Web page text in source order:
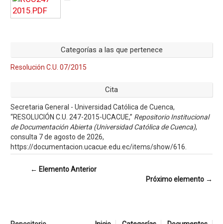
Categorías a las que pertenece
Resolución C.U. 07/2015
Cita
Secretaria General - Universidad Católica de Cuenca,
“RESOLUCIÓN C.U. 247-2015-UCACUE,” Repositorio Institucional
de Documentación Abierta (Universidad Católica de Cuenca),
consulta 7 de agosto de 2026,
https://documentacion.ucacue.edu.ec/items/show/616
← Elemento Anterior
Próximo elemento →